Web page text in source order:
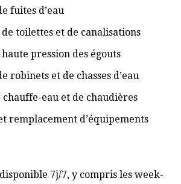
fuites d’eau
de toilettes et de canalisations
pression des égouts
robinets et de chasses d’eau
eau et de chaudières
remplacement d’équipements
7j/7, y compris les week-